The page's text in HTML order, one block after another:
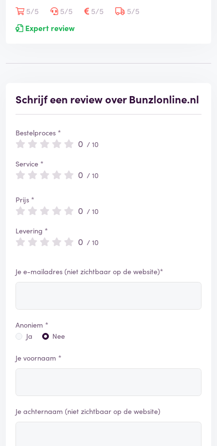
5/5
5/5 5/5
5/5
Expert review
Schrijf een review over Bunzlonline.nl
Bestelproces *
0 / 10
Service *
0 / 10
Prijs *
0 / 10
Levering *
0 / 10
Je e-mailadres (niet zichtbaar op de website)*
Anoniem *
Ja
Nee
Je voornaam *
Je achternaam (niet zichtbaar op de website)